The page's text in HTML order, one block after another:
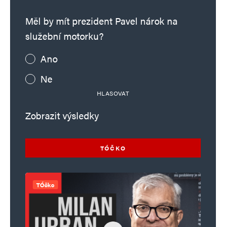
Měl by mít prezident Pavel nárok na
služební motorku?
Ano
Ne
HLASOVAT
Zobrazit výsledky
TÓČKO
TÓčko